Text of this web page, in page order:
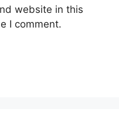
website in this
I comment.